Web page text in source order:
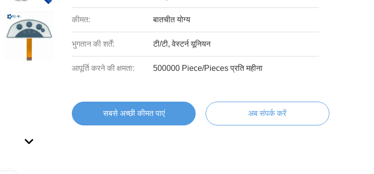
कीमत: बातचीत योग्य
भुगतान की शर्तें: टी/टी, वेस्टर्न यूनियन
आपूर्ति करने की क्षमता: 500000 Piece/Pieces प्रति महीना
सबसे अच्छी कीमत पाएं अब संपर्क करें